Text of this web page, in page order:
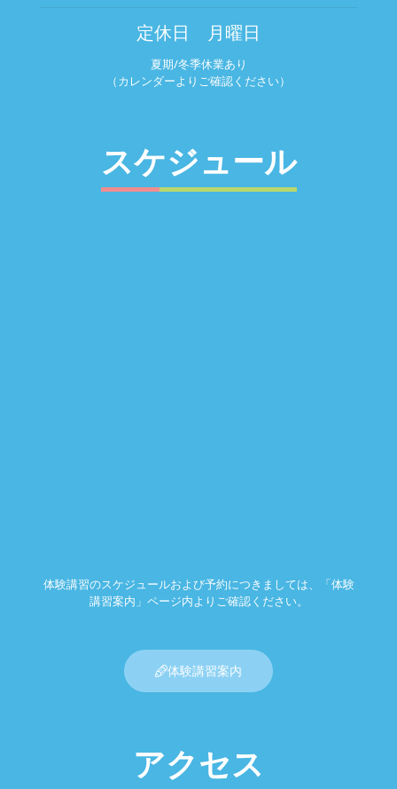
定休日 月曜日
夏期/冬季休業あり
（カレンダーよりご確認ください）
スケジュール
体験講習のスケジュールおよび予約につきましては、「体験
講習案内」ページ内よりご確認ください。
体験講習案内
アクセス